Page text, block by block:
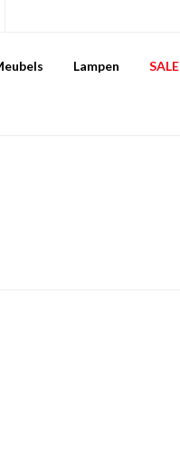
Lampen SALE